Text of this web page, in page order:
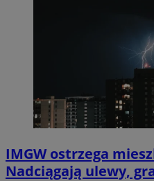
IMGW ostrzega
Nadciągają ulewy,